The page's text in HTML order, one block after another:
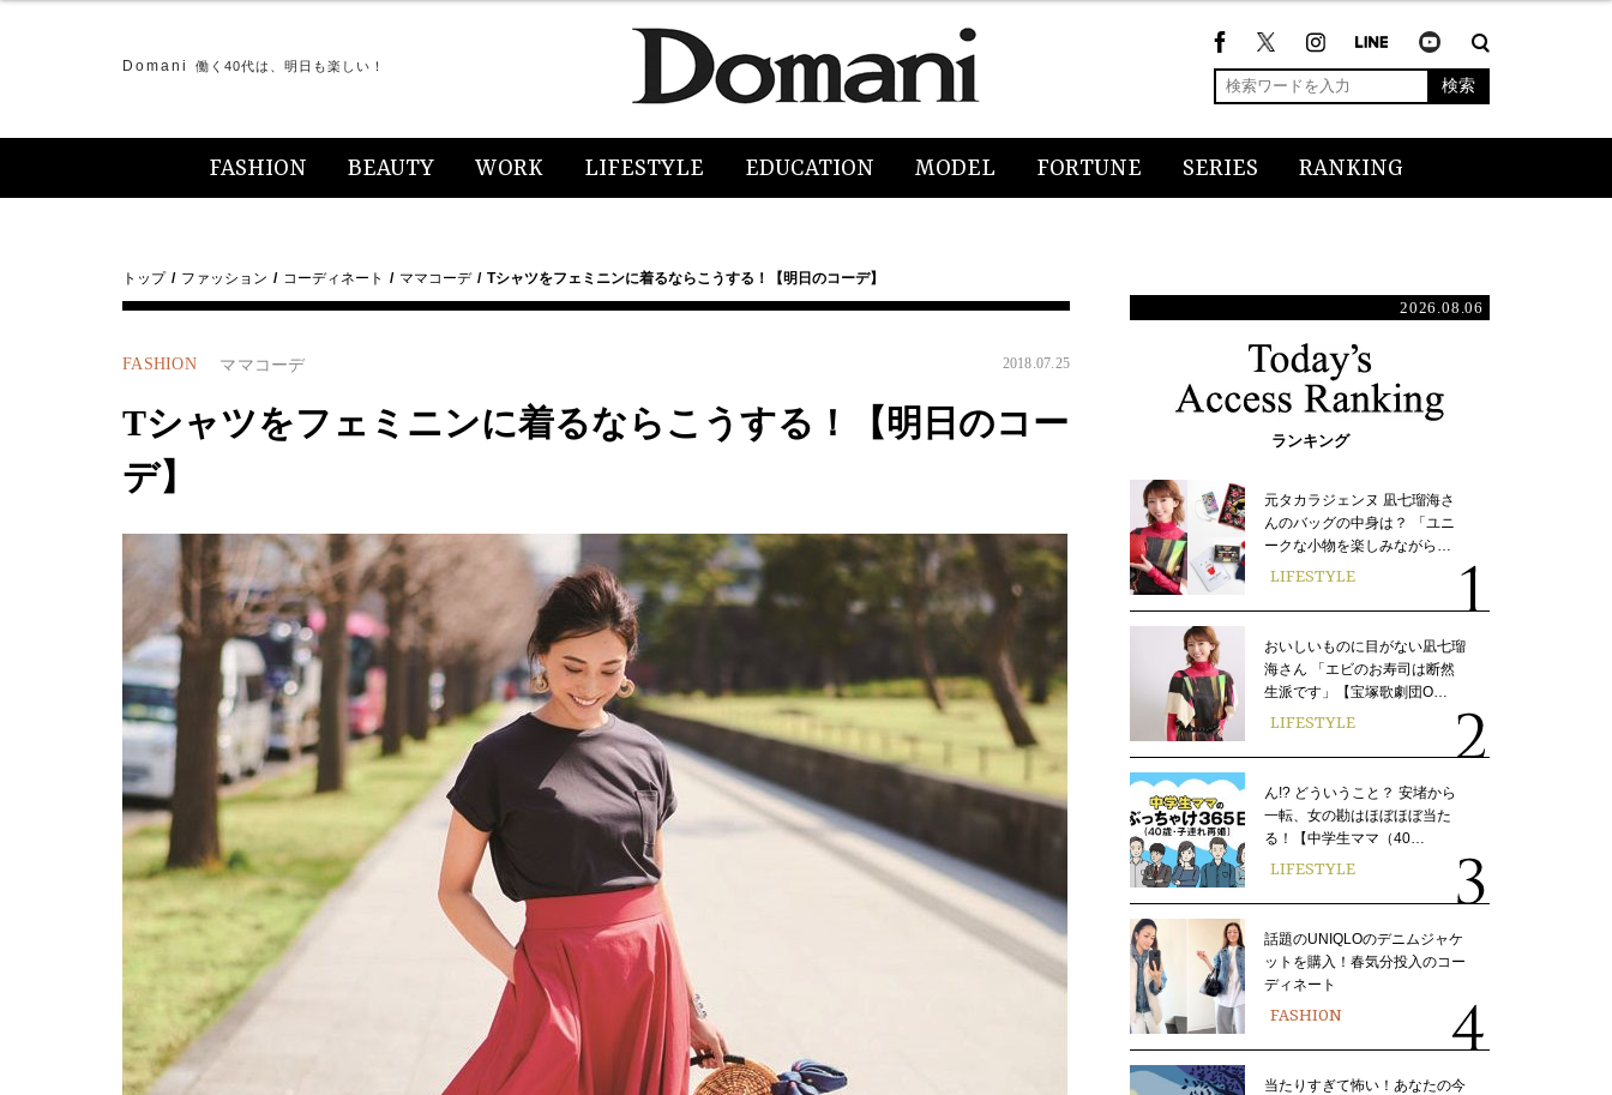
Domani 働く40代は、明日も楽しい！
検索
FASHION BEAUTY WORK LIFESTYLE EDUCATION MODEL FORTUNE SERIES RANKING
トップ ファッション コーディネート ママコーデ Tシャツをフェミニンに着るならこうする！【明日のコーデ】
FASHION ママコーデ 2018.07.25
Tシャツをフェミニンに着るならこうする！【明日のコー
デ】
2026.08.06
ランキング
元タカラジェンヌ 凪七瑠海さ
んのバッグの中身は？ 「ユニ
ークな小物を楽しみながら…
LIFESTYLE
おいしいものに目がない凪七瑠
海さん 「エビのお寿司は断然
生派です」【宝塚歌劇団O…
LIFESTYLE
ん!? どういうこと？ 安堵から
一転、女の勘はほぼほぼ当た
る！【中学生ママ（40…
LIFESTYLE
話題のUNIQLOのデニムジャケ
ットを購入！春気分投入のコー
ディネート
FASHION
当たりすぎて怖い！あなたの今